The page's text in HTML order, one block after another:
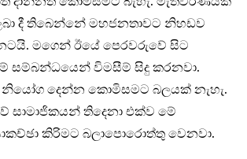
දී තිබෙන්නේ මහජනතාවට නිහඩව
මගෙන් ඊයේ ‍පෙරවරුවේ සිට
සම්බන්ධයෙන් විමසීම් සිදු කරනවා.
නියෝග දෙන්න කොමිසමට බලයක් නැහැ.
සාමාජිකයන් තිදෙනා එක්ව මේ
කිරිමට බලාපොරොත්තු වෙනවා.